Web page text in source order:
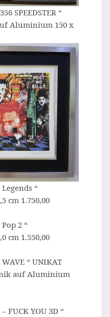
SPEEDSTER “
Aluminium 150 x
“
cm 1.750,00
2 “
cm 1.550,00
“ UNIKAT
auf Aluminium
FUCK YOU 3D “